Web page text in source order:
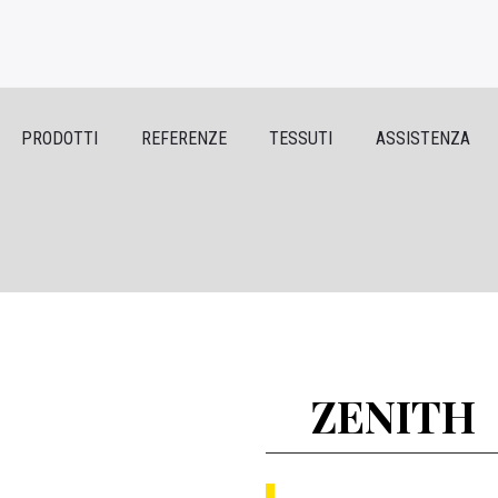
PRODOTTI REFERENZE TESSUTI ASSISTENZA
ZENITH